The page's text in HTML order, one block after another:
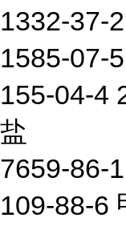
1332-37-
1585-07-
155-04-4
盐
7659-86-
109-88-6